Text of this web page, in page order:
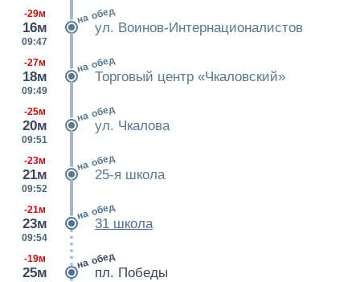
-29м
16м
09:47
на обед
ул. Воинов-Интернационалистов
-27м
18м
09:49
на обед
Торговый центр «Чкаловский»
-25м
20м
09:51
на обед
ул. Чкалова
-23м
21м
09:52
на обед
25-я школа
-21м
23м
09:54
на обед
31 школа
-19м
25м
на обед
пл. Победы